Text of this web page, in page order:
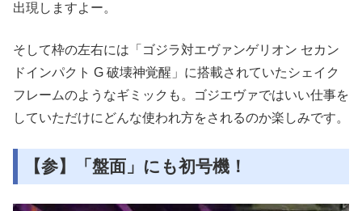
出現しますよー。
そして枠の左右には「ゴジラ対エヴァンゲリオン セカン
ドインパクト G 破壊神覚醒」に搭載されていたシェイク
フレームのようなギミックも。ゴジエヴァではいい仕事を
していただけにどんな使われ方をされるのか楽しみです。
【参】「盤面」にも初号機！